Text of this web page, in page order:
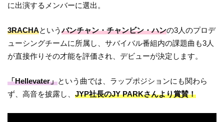
に出演するメンバーに選出。
3RACHAというバンチャン・チャンビン・ハンの3人のプロデ
ューシングチームに所属し、サバイバル番組内の課題曲も3人
が直接作りその才能を評価され、デビューが決定します。
「Hellevater」という曲では、ラップポジションにも関わら
ず、高音を披露し、JYP社長のJY PARKさんより賞賛！